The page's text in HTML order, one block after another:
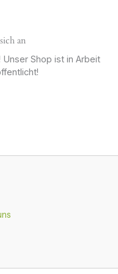
an
Shop ist in Arbeit